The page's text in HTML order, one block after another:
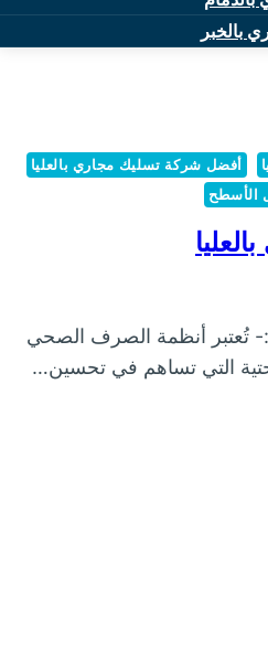
بالخبر
أفضل شركة تسليك مجاري بالعليا
الأسطح
تُعتبر أنظمة الصرف الصحي
التي تساهم في تحسين…